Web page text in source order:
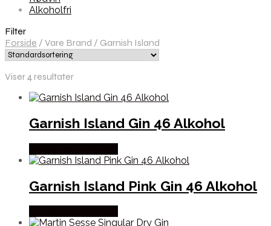
Alkoholfri
Filter
Forside / Vare Brand / Garnish Island
Viser 4 resultater
Garnish Island Gin 46 Alkohol
Garnish Island Pink Gin 46 Alkohol